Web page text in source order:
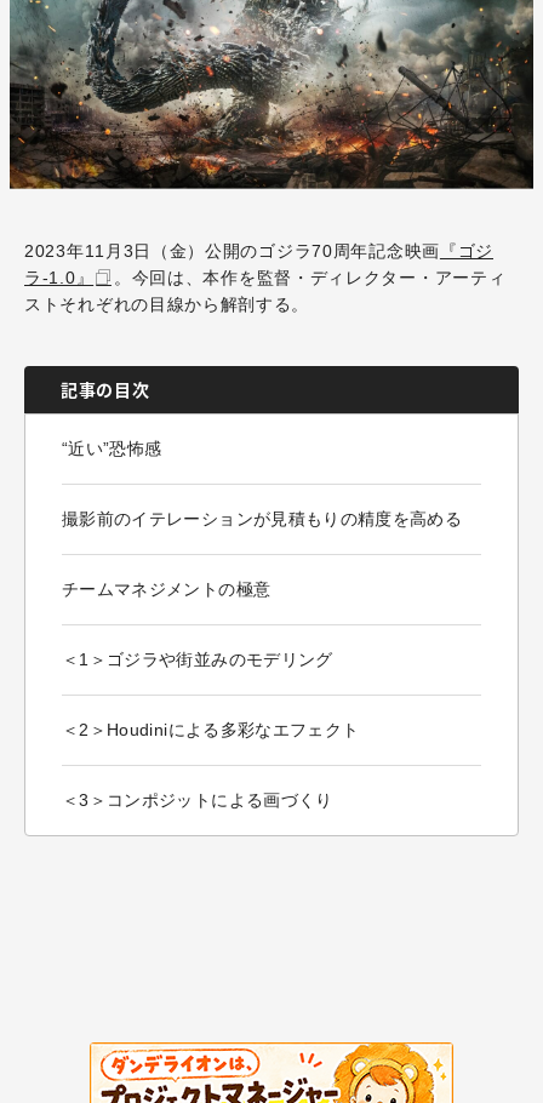
2023年11月3日（金）公開のゴジラ70周年記念映画 『ゴジ
ラ-1.0』
。今回は、本作を監督・ディレクター・アーティ
ストそれぞれの目線から解剖する。
記事の目次
“近い”恐怖感
撮影前のイテレーションが見積もりの精度を高める
チームマネジメントの極意
＜1＞ゴジラや街並みのモデリング
＜2＞Houdiniによる多彩なエフェクト
＜3＞コンポジットによる画づくり